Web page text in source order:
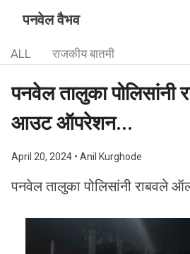
पनवेल वैभव
ALL राजकीय बातमी
पनवेल तालुका पोलिसांनी
आउट ऑपरेशन...
April 20, 2024 • Anil Kurghode
पनवेल तालुका पोलिसांनी राबवले